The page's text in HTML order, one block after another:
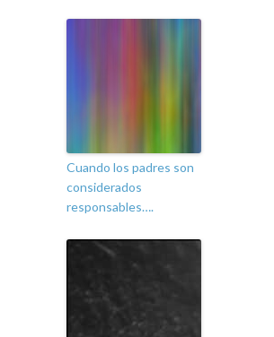
Cuando los padres son
considerados
responsables….